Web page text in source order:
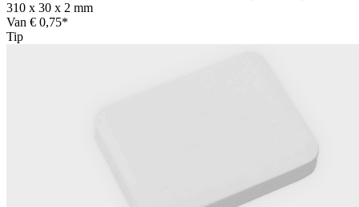
310 x 30 x 2 mm
Van € 0,75*
Tip